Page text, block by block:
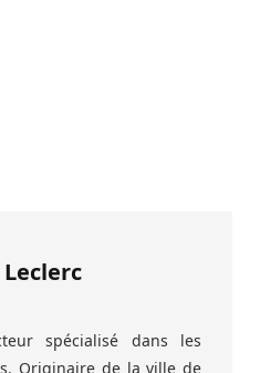
spécialisé dans les
Originaire de la ville de